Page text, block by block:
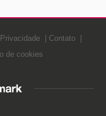
Contato
de cookies